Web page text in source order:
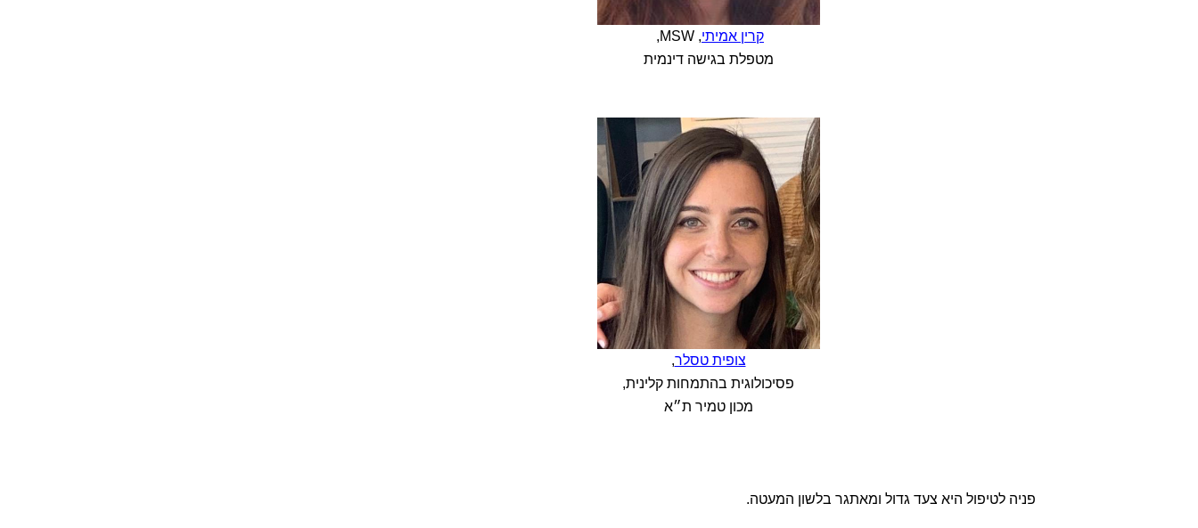
קרין אמיתי, MSW,
מטפלת בגישה דינמית
צופית טסלר,
פסיכולוגית בהתמחות קלינית,
מכון טמיר ת״א
פניה לטיפול היא צעד גדול ומאתגר בלשון המעטה.